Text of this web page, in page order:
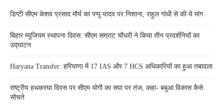
डिप्टी सीएम केशव प्रसाद मौर्य का पप्पू यादव पर निशाना, राहुल गांधी से की ये मांग
बिहार म्यूजियम स्थापना दिवस: सीएम सम्राट चौधरी ने किया तीन प्रदर्शनियों का
उद्घाटन
Haryana Transfer: हरियाणा में 17 IAS और 7 HCS अधिकारियों का हुआ तबादला
राष्ट्रीय हथकरघा दिवस पर सीएम योगी का सपा पर तंज, कहा- बबुआ विकास कैसे
सोचते